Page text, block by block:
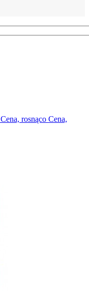
Cena, rosnąco Cena,